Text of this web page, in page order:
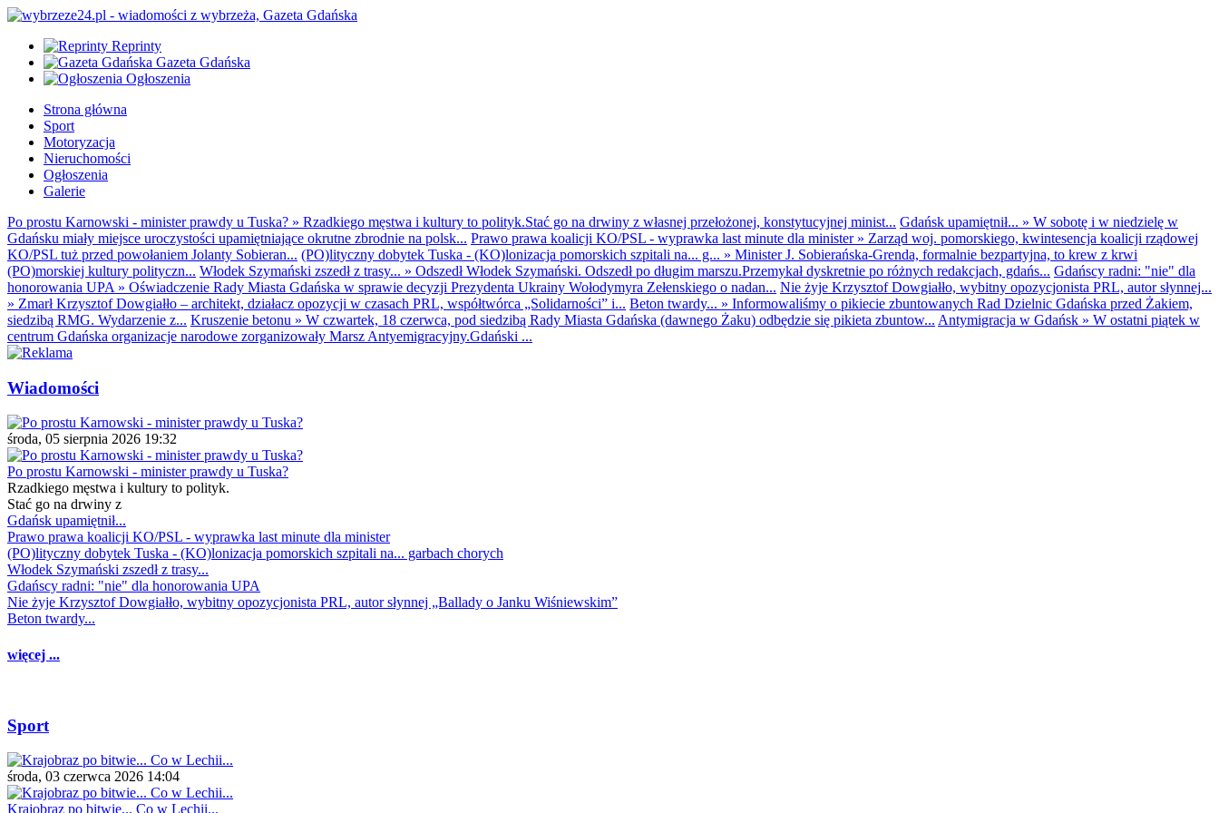
Reprinty
Gazeta Gdańska
Ogłoszenia
Strona główna
Sport
Motoryzacja
Nieruchomości
Ogłoszenia
Galerie
Po prostu Karnowski - minister prawdy u Tuska? » Rzadkiego męstwa i kultury to polityk.Stać go na drwiny z własnej przełożonej, konstytucyjnej minist... Gdańsk upamiętnił... » W sobotę i w niedzielę w
Gdańsku miały miejsce uroczystości upamiętniające okrutne zbrodnie na polsk... Prawo prawa koalicji KO/PSL - wyprawka last minute dla minister» Zarząd woj. pomorskiego, kwintesencja koalicji rządowej
KO/PSL tuż przed powołaniem Jolanty Sobieran... (PO)lityczny dobytek Tuska - (KO)lonizacja pomorskich szpitali na... g... » Minister J. Sobierańska-Grenda, formalnie bezpartyjna, to krew z krwi
(PO)morskiej kultury polityczn... Włodek Szymański zszedł z trasy... » Odszedł Włodek Szymański. Odszedł po długim marszu.Przemykał dyskretnie po różnych redakcjach, gdańs... Gdańscy radni: "nie" dla
honorowania UPA » Oświadczenie Rady Miasta Gdańska w sprawie decyzji Prezydenta Ukrainy Wołodymyra Zełenskiego o nadan... Nie żyje Krzysztof Dowgiałło, wybitny opozycjonista PRL, autor słynnej...
» Zmarł Krzysztof Dowgiałło – architekt, działacz opozycji w czasach PRL, współtwórca „Solidarności” i... Beton twardy... » Informowaliśmy o pikiecie zbuntowanych Rad Dzielnic Gdańska przed Żakiem,
siedzibą RMG. Wydarzenie z... Kruszenie betonu » W czwartek, 18 czerwca, pod siedzibą Rady Miasta Gdańska (dawnego Żaku) odbędzie się pikieta zbuntow... Antymigracja w Gdańsk » W ostatni piątek w
centrum Gdańska organizacje narodowe zorganizowały Marsz Antyemigracyjny.Gdański ...
Wiadomości
środa, 05 sierpnia 2026 19:32
Po prostu Karnowski - minister prawdy u Tuska?
Rzadkiego męstwa i kultury to polityk.
Stać go na drwiny z
Gdańsk upamiętnił...
Prawo prawa koalicji KO/PSL - wyprawka last minute dla minister
(PO)lityczny dobytek Tuska - (KO)lonizacja pomorskich szpitali na... garbach chorych
Włodek Szymański zszedł z trasy...
Gdańscy radni: "nie" dla honorowania UPA
Nie żyje Krzysztof Dowgiałło, wybitny opozycjonista PRL, autor słynnej „Ballady o Janku Wiśniewskim”
Beton twardy...
więcej ...
Sport
środa, 03 czerwca 2026 14:04
Krajobraz po bitwie... Co w Lechii...